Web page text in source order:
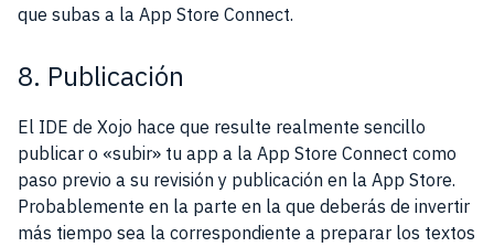
que subas a la App Store Connect.
8. Publicación
El IDE de Xojo hace que resulte realmente sencillo
publicar o «subir» tu app a la App Store Connect como
paso previo a su revisión y publicación en la App Store.
Probablemente en la parte en la que deberás de invertir
más tiempo sea la correspondiente a preparar los textos